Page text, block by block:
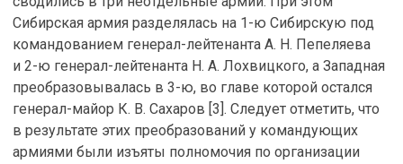
Сибирская армия разделялась на 1-ю Сибирскую под
командованием генерал-лейтенанта А. Н. Пепеляева
и 2-ю генерал-лейтенанта Н. А. Лохвицкого, а Западная
преобразовывалась в 3-ю, во главе которой остался
генерал-майор К. В. Сахаров [3]. Следует отметить, что
в результате этих преобразований у командующих
армиями были изъяты полномочия по организации